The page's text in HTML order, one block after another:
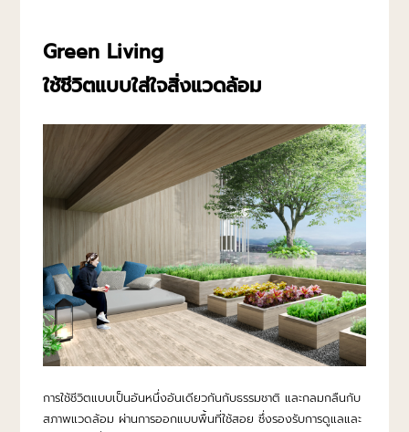
Green Living
ใช้ชีวิตแบบใส่ใจสิ่งแวดล้อม
การใช้ชีวิตแบบเป็นอันหนึ่งอันเดียวกันกับธรรมชาติ และกลมกลืนกับ
สภาพแวดล้อม ผ่านการออกแบบพื้นที่ใช้สอย ซึ่งรองรับการดูแลและ